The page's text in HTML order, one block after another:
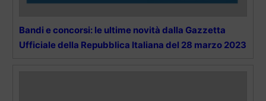
Bandi e concorsi: le ultime novità dalla Gazzetta
Ufficiale della Repubblica Italiana del 28 marzo 2023